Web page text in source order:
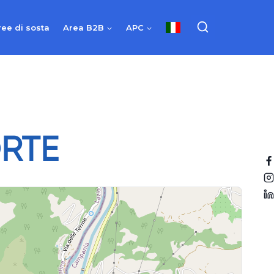
di sosta Area B2B APC